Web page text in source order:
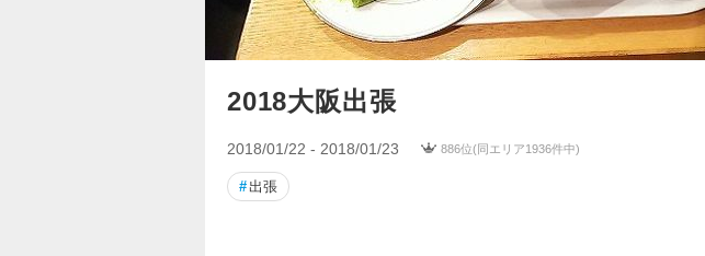
2018大阪出張
2018/01/22 - 2018/01/23 886位(同エリア1936件中)
#出張